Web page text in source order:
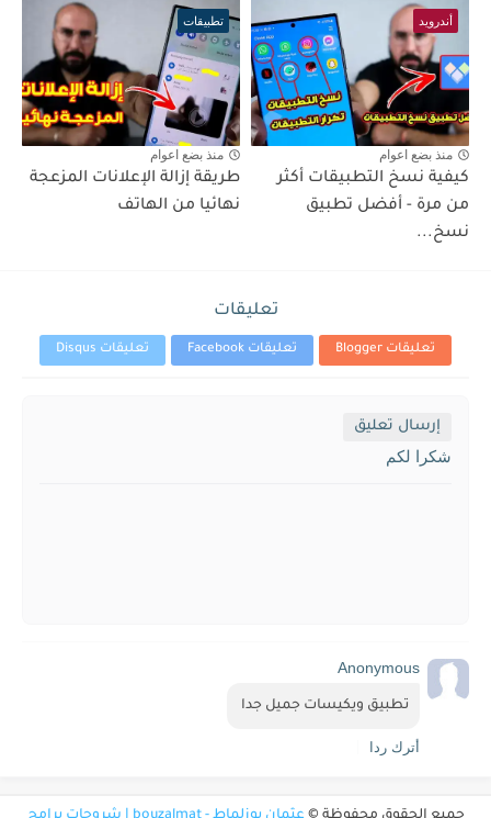
أندرويد
منذ بضع اعوام
كيفية نسخ التطبيقات أكثر
من مرة - أفضل تطبيق
نسخ...
تطبيقات
منذ بضع اعوام
طريقة إزالة الإعلانات المزعجة
نهائيا من الهاتف
تعليقات
تعليقات Blogger تعليقات Facebook تعليقات Disqus
إرسال تعليق
شكرا لكم
Anonymous
تطبيق ويكيسات جميل جدا
أترك ردا